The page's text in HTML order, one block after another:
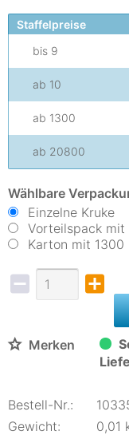
Staffelpreise
bis 9
ab 10
ab 1300
ab 20800
Wählbare
Einzelne Kruke
Vorteilspack mit
Karton mit 1300
Merken
Bestell-Nr.:
Gewicht:
0,01